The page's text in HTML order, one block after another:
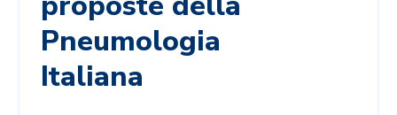
Pneumologia
Italiana